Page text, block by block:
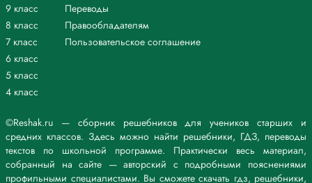
©Reshak.ru — сборник решебников для учеников старших и
средних классов. Здесь можно найти решебники, ГДЗ, переводы
текстов по школьной программе. Практически весь материал,
собранный на сайте — авторский с подробными пояснениями
профильными специалистами. Вы сможете скачать гдз, решебники,
9 класс
8 класс
7 класс
6 класс
5 класс
4 класс
Переводы
Правообладателям
Пользовательское соглашение